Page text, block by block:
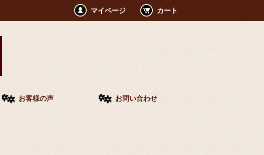
マイページ カート
お客様の声 お問い合わせ